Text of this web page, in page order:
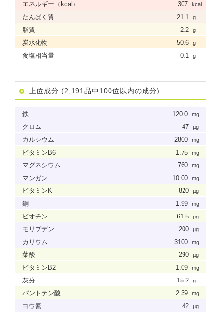
エネルギー（kcal） 307 kcal
たんぱく質 21.1 g
脂質 2.2 g
炭水化物 50.6 g
食塩相当量 0.1 g
上位成分 (2,191品中100位以内の成分)
鉄 120.0 mg
クロム 47 µg
カルシウム 2800 mg
ビタミンB6 1.75 mg
マグネシウム 760 mg
マンガン 10.00 mg
ビタミンK 820 µg
銅 1.99 mg
ビオチン 61.5 µg
モリブデン 200 µg
カリウム 3100 mg
葉酸 290 µg
ビタミンB2 1.09 mg
灰分 15.2 g
パントテン酸 2.39 mg
ヨウ素 42 µg